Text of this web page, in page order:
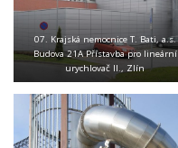
07. Krajská nemocnice T. Bati, a.s.
Budova 21A Přístavba pro lineární
urychlovač II., Zlín